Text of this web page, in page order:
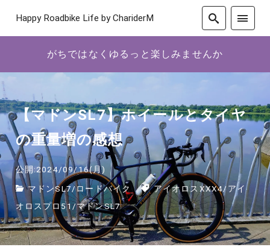
Happy Roadbike Life by ChariderM
がちではなくゆるっと楽しみませんか
【マドンSL7】ホイールとタイヤ
の重量増の感想
公開:2024/09/16(月)
マドンSL7/ロードバイク アイオロスXXX4/アイ
オロスプロ51/マドンSL7